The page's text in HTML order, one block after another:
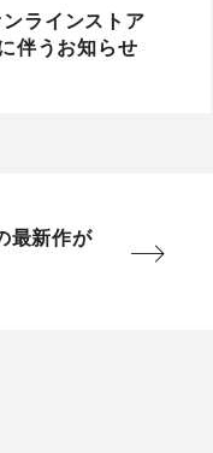
ラインストア
伴うお知らせ
最新作が